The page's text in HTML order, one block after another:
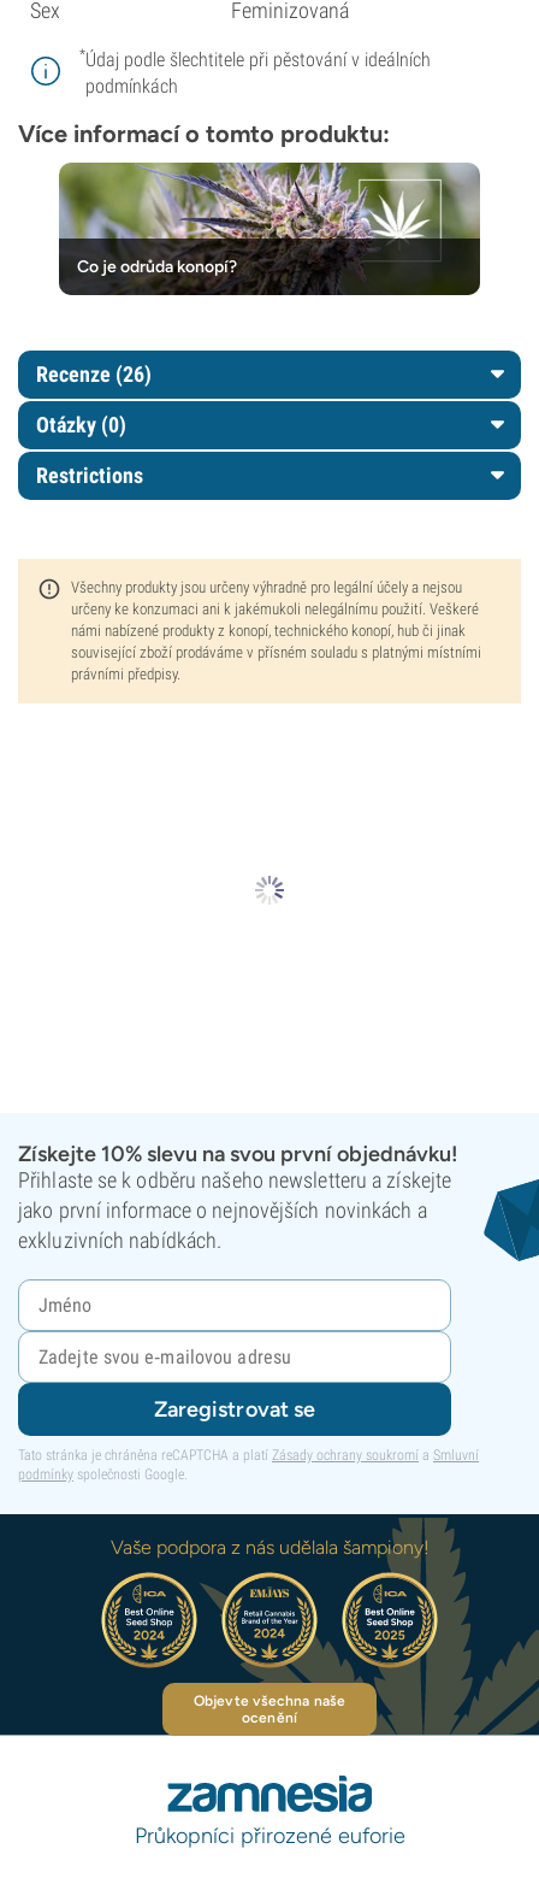
Sex Feminizovaná
*Údaj podle šlechtitele při pěstování v ideálních
podmínkách
Více informací o tomto produktu:
Co je odrůda konopí?
Recenze (26)
Otázky (0)
Restrictions
Všechny produkty jsou určeny výhradně pro legální účely a nejsou
určeny ke konzumaci ani k jakémukoli nelegálnímu použití. Veškeré
námi nabízené produkty z konopí, technického konopí, hub či jinak
související zboží prodáváme v přísném souladu s platnými místními
právními předpisy.
Získejte 10% slevu na svou první objednávku!
Přihlaste se k odběru našeho newsletteru a získejte
jako první informace o nejnovějších novinkách a
exkluzivních nabídkách.
Zaregistrovat se
Tato stránka je chráněna reCAPTCHA a platí Zásady ochrany soukromí a Smluvní
podmínky společnosti Google.
Vaše podpora z nás udělala šampiony!
Objevte všechna naše
ocenění
Průkopníci přirozené euforie